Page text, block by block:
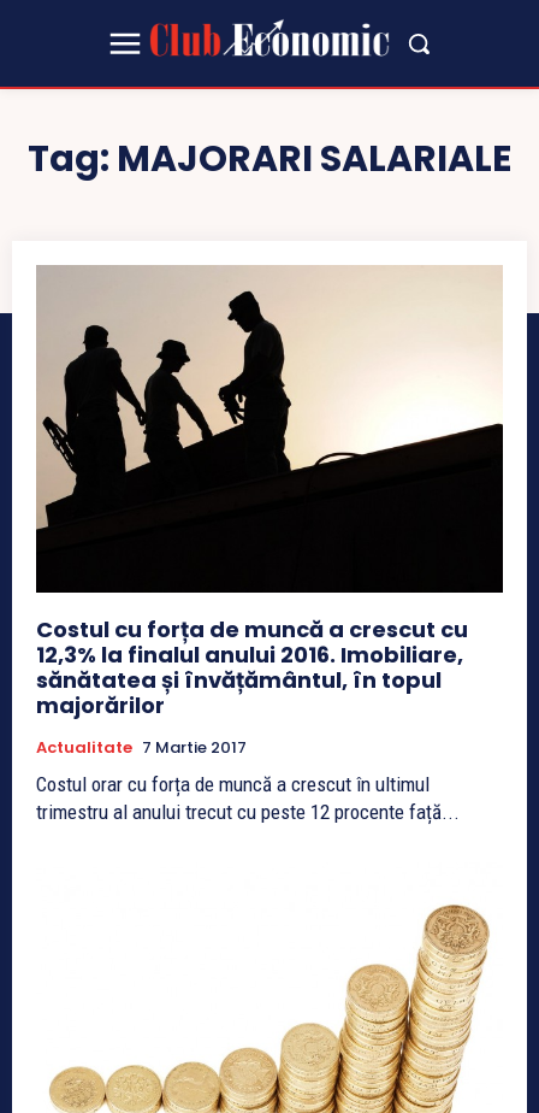
Tag: MAJORARI SALARIALE
Costul cu forța de muncă a crescut cu
12,3% la finalul anului 2016. Imobiliare,
sănătatea și învățământul, în topul
majorărilor
Actualitate 7 Martie 2017
Costul orar cu forța de muncă a crescut în ultimul
trimestru al anului trecut cu peste 12 procente față...